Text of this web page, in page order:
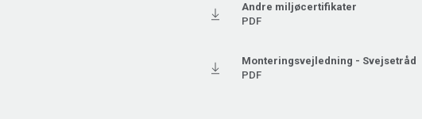
Andre miljøcertifikater
PDF
Monteringsvejledning - Svejsetråd
PDF